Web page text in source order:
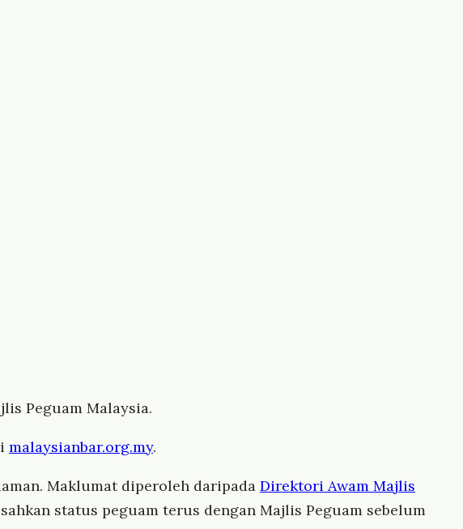
Peguam Malaysia.
malaysianbar.org.my.
Maklumat diperoleh daripada Direktori Awam Majlis
status peguam terus dengan Majlis Peguam sebelum